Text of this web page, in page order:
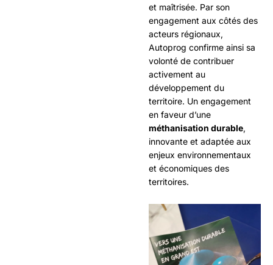
et maîtrisée. Par son
engagement aux côtés des
acteurs régionaux,
Autoprog confirme ainsi sa
volonté de contribuer
activement au
développement du
territoire. Un engagement
en faveur d’une
méthanisation durable,
innovante et adaptée aux
enjeux environnementaux
et économiques des
territoires.